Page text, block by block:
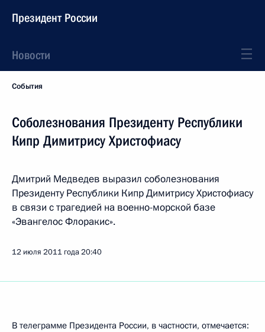
Президент России
Новости
События
Соболезнования Президенту Республики
Кипр Димитрису Христофиасу
Дмитрий Медведев выразил соболезнования
Президенту Республики Кипр Димитрису Христофиасу
в связи с трагедией на военно-морской базе
«Эвангелос Флоракис».
12 июля 2011 года20:40
В телеграмме Президента России, в частности, отмечается: